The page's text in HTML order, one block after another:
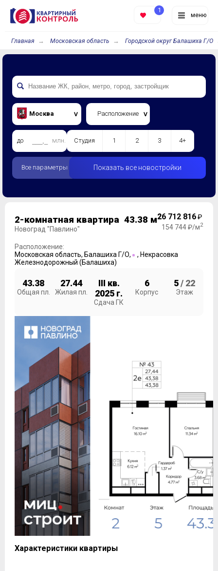
меню
1
Главная Московская область Городской округ Балашиха Г/О
Москва Расположение
до млн. Студия 1 2 3 4+
Все параметры Показать все новостройки
2-комнатная квартира 43.38 м2
Новоград "Павлино"
6 712 816₽
154 744 ₽/м2
Расположение:
Московская область, Балашиха Г/О, Некрасовка
,
Железнодорожный (Балашиха)
43.38
Общая пл.
27.44
Жилая пл.
III кв.
2025 г.
Сдача ГК
6
Корпус
5/ 22
Этаж
Характеристики квартиры